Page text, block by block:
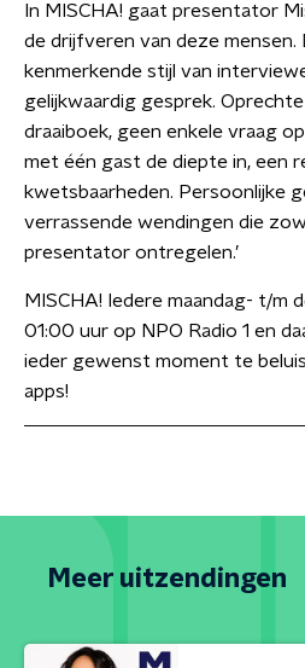
In MISCHA! gaat presentator
de drijfveren van deze
kenmerkende stijl van
gelijkwaardig gesprek.
draaiboek, geen enkele vraag
met één gast de diepte in, een
kwetsbaarheden. Persoonlijke
verrassende wendingen die
presentator ontregelen.’
MISCHA! Iedere maandag- t/m
01:00 uur op NPO Radio 1 en
ieder gewenst moment te
apps!
Meer uitzendingen